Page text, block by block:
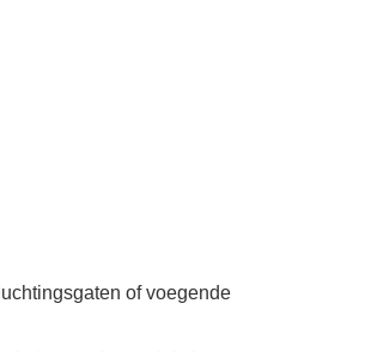
of voegende